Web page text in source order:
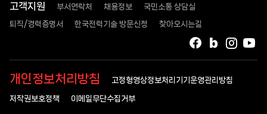
고객지원 부서연락처 채용정보 국민소통 상담실
퇴직/경력증명서 한국전력기술 방문신청 찾아오시는길
인스
블로그
페이스북
개인정보처리방침 고정형영상정보처리기기운영관리방침
저작권보호정책 이메일무단수집거부